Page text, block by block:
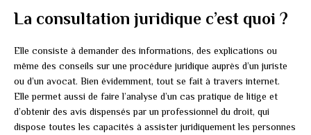
La consultation juridique c’est quoi ?
Elle consiste à demander des informations, des explications ou
même des conseils sur une procédure juridique auprès d’un juriste
ou d’un avocat. Bien évidemment, tout se fait à travers internet.
Elle permet aussi de faire l’analyse d’un cas pratique de litige et
d’obtenir des avis dispensés par un professionnel du droit, qui
dispose toutes les capacités à assister juridiquement les personnes